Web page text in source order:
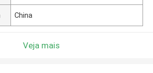
China
Veja mais